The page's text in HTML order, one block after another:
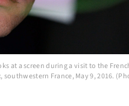
at a screen during a visit to the
France, May 9, 2016.